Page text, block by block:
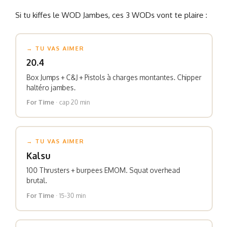
Si tu kiffes le WOD Jambes, ces 3 WODs vont te plaire :
→ TU VAS AIMER
20.4
Box Jumps + C&J + Pistols à charges montantes. Chipper
haltéro jambes.
For Time · cap 20 min
→ TU VAS AIMER
Kalsu
100 Thrusters + burpees EMOM. Squat overhead
brutal.
For Time · 15-30 min